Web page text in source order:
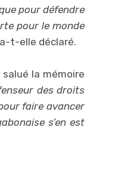
pour défendre
pour le monde
a-t-elle déclaré.
la mémoire
des droits
faire avancer
s’en est